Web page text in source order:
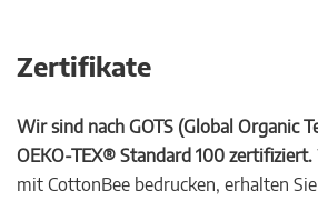
Zertifikate
Wir sind nach GOTS (Global Organic
OEKO-TEX® Standard 100 zertifiziert.
mit CottonBee bedrucken, erhalten